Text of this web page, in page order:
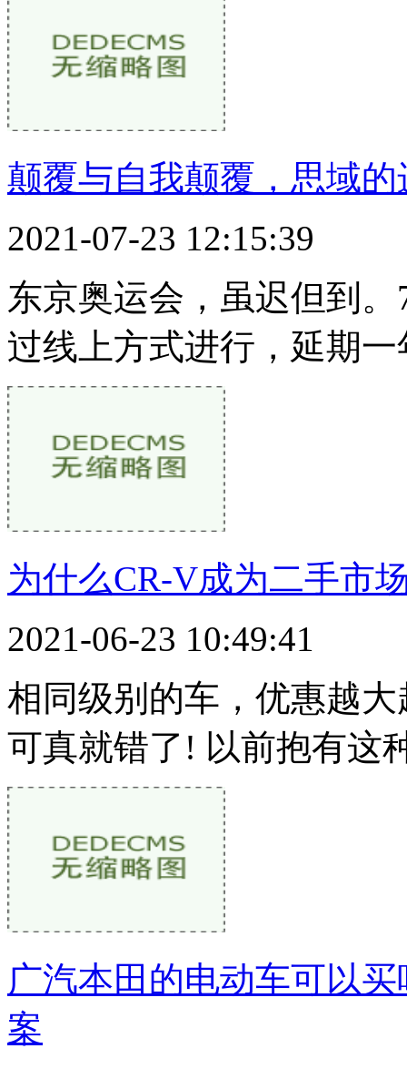
颠覆与自我颠覆，思域
2021-07-23 12:15:39
东京奥运会，虽迟但到
过线上方式进行，延期
为什么CR-V成为二手市
2021-06-23 10:49:41
相同级别的车，优惠越
可真就错了! 以前抱有
广汽本田的电动车可以
案